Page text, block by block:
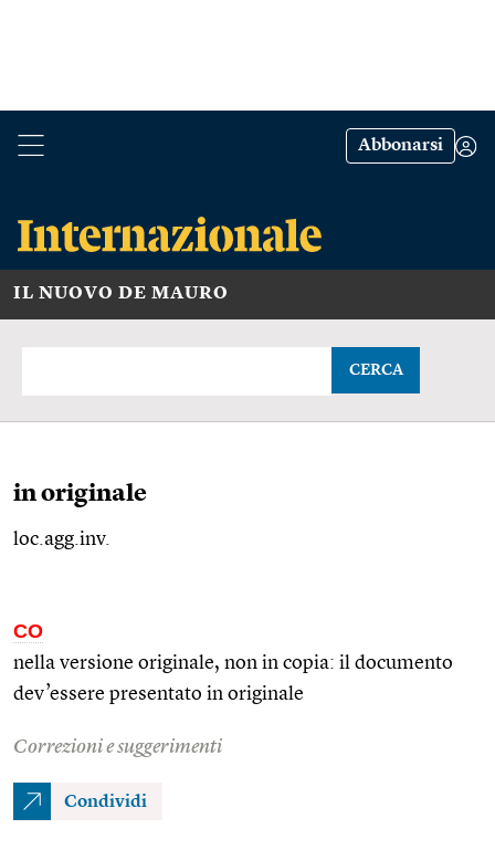
Abbonarsi
IL NUOVO DE MAURO
CERCA
in originale
loc.agg.inv.
CO
nella versione originale, non in copia: il documento
dev’essere presentato in originale
Correzioni e suggerimenti
Condividi